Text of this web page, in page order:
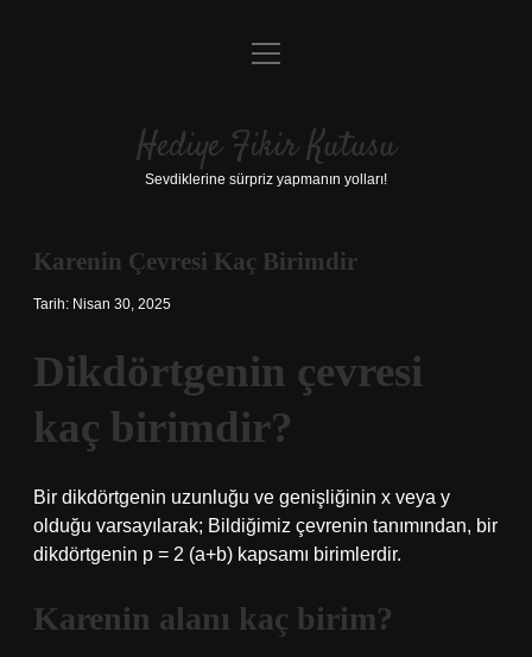
Anasayfa
Yasal Uyarı
menüyü
Hediye Fikir Kutusu
Sevdiklerine sürpriz yapmanın yolları!
Karenin Çevresi Kaç Birimdir
Tarih: Nisan 30, 2025
Dikdörtgenin çevresi
kaç birimdir?
Bir dikdörtgenin uzunluğu ve genişliğinin x veya y
olduğu varsayılarak; Bildiğimiz çevrenin tanımından, bir
dikdörtgenin p = 2 (a+b) kapsamı birimlerdir.
Karenin alanı kaç birim?